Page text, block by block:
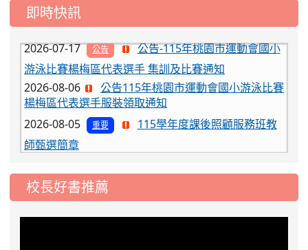
即時快訊
工車輛臨停」一案，請各位用路人留意
2026-07-17
公告-115年桃園市運動會國小
游泳比賽楊梅區代表選手 集訓及比賽通知
2026-08-06
公告115年桃園市運動會國小游泳比賽
楊梅區代表選手服裝領取通知
2026-08-05
重要
115學年度課後照顧服務班教
師甄選簡章
2026-08-03
重要
115學年度一、三、五年級常
2026-07-31
公告
校長好書推薦